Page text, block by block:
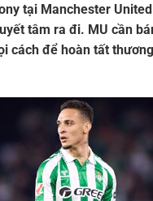
tại Manchester
tâm ra đi. MU cần
cách để hoàn tất